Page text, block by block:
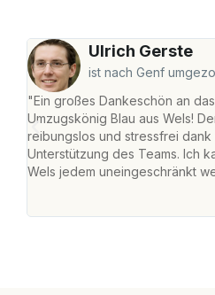
Ulrich Gerste
ist nach Genf
"Ein großes Dankeschön an
Umzugskönig Blau aus Wels!
reibungslos und stressfrei
Unterstützung des Teams. Ich
Wels jedem uneingeschränkt